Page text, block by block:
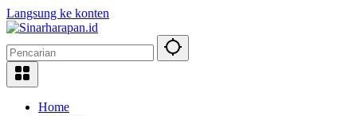
Langsung ke konten
Home